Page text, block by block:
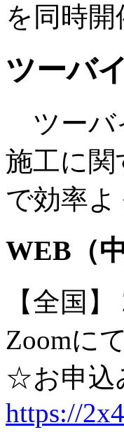
を同時開
ツーバ
ツーバ
施工に
で効率
WEB（
【全国
Zoomに
☆お申込
https://